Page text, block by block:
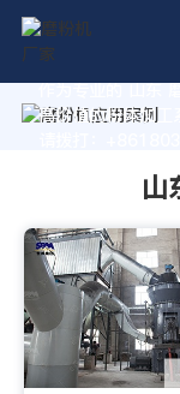
作为专业的 山东
高价值的粉体加工
山